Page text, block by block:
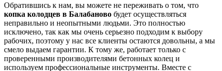
Обратившись к нам, вы можете не переживать о том, что
копка колодцев в Балабаново будет осуществляться
неправильно и неопытными людьми. Это полностью
исключено, так как мы очень серьезно подходим к выбору
рабочих, поэтому у нас все клиенты остаются довольны, а мы
смело выдаем гарантии. К тому же, работает только с
проверенными производителями бетонных колец и
используем профессиональные инструменты. Вместе с